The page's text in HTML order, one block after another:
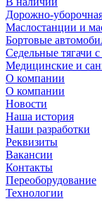
Дорожно-
Маслостанции и
Бортовые
Седельные тягачи
Медицинские и
О компании
О компании
Новости
Наша история
Наши разработки
Реквизиты
Вакансии
Контакты
Переоборудование
Технологии